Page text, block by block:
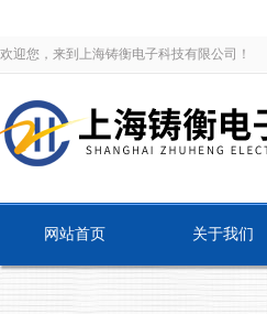
欢迎您，来到上海铸衡电子科技有限公司！
网站首页 关于我们